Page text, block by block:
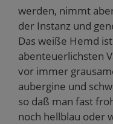
werden, nimmt
der Instanz und
Das weiße Hemd
abenteuerlichsten
vor immer
aubergine und
so daß man fast
noch hellblau oder